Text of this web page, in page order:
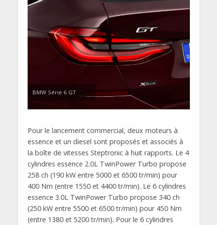
BMW Série 6 GT
Pour le lancement commercial, deux moteurs à
essence et un diesel sont proposés et associés à
la boîte de vitesses Steptronic à huit rapports. Le 4
cylindres essence 2.0L TwinPower Turbo propose
258 ch (190 kW entre 5000 et 6500 tr/min) pour
400 Nm (entre 1550 et 4400 tr/min). Le 6 cylindres
essence 3.0L TwinPower Turbo propose 340 ch
(250 kW entre 5500 et 6500 tr/min) pour 450 Nm
(entre 1380 et 5200 tr/min). Pour le 6 cylindres